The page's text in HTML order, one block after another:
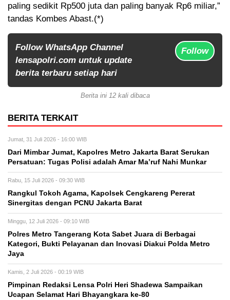
paling sedikit Rp500 juta dan paling banyak Rp6 miliar,”
tandas Kombes Abast.(*)
Follow WhatsApp Channel
lensapolri.com untuk update
berita terbaru setiap hari
Follow
Berita ini 12 kali dibaca
BERITA TERKAIT
Jumat, 31 Juli 2026 - 16:00 WIB
Dari Mimbar Jumat, Kapolres Metro Jakarta Barat Serukan
Persatuan: Tugas Polisi adalah Amar Ma’ruf Nahi Munkar
Rabu, 15 Juli 2026 - 09:30 WIB
Rangkul Tokoh Agama, Kapolsek Cengkareng Pererat
Sinergitas dengan PCNU Jakarta Barat
Minggu, 12 Juli 2026 - 09:10 WIB
Polres Metro Tangerang Kota Sabet Juara di Berbagai
Kategori, Bukti Pelayanan dan Inovasi Diakui Polda Metro
Jaya
Kamis, 2 Juli 2026 - 00:19 WIB
Pimpinan Redaksi Lensa Polri Heri Shadewa Sampaikan
Ucapan Selamat Hari Bhayangkara ke-80